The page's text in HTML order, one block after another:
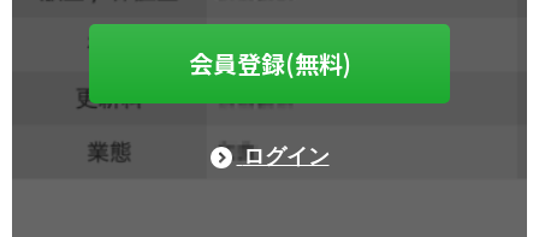
会員登録(無料)
ログイン